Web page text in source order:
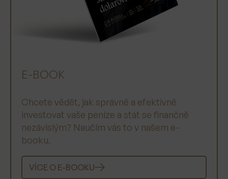
E-BOOK
Chcete vědět, jak správně a efektivně
investovat vaše peníze a stát se finančně
nezávislým? Naučím vás to v našem e-
booku.
VÍCE O E-BOOKU